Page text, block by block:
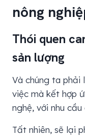
nông
Thói quen
sản lượng
Và chúng ta phải
việc mà kết hợp
nghệ, với nhu
Tất nhiên, sẽ lại